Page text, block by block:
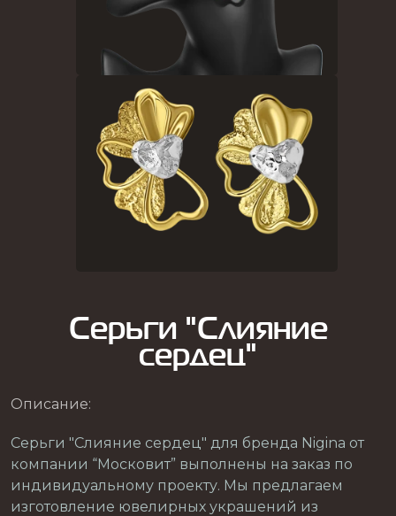
Серьги "Слияние
сердец"
Описание:
Серьги "Слияние сердец" для бренда Nigina от
компании “Московит” выполнены на заказ по
индивидуальному проекту. Мы предлагаем
изготовление ювелирных украшений из